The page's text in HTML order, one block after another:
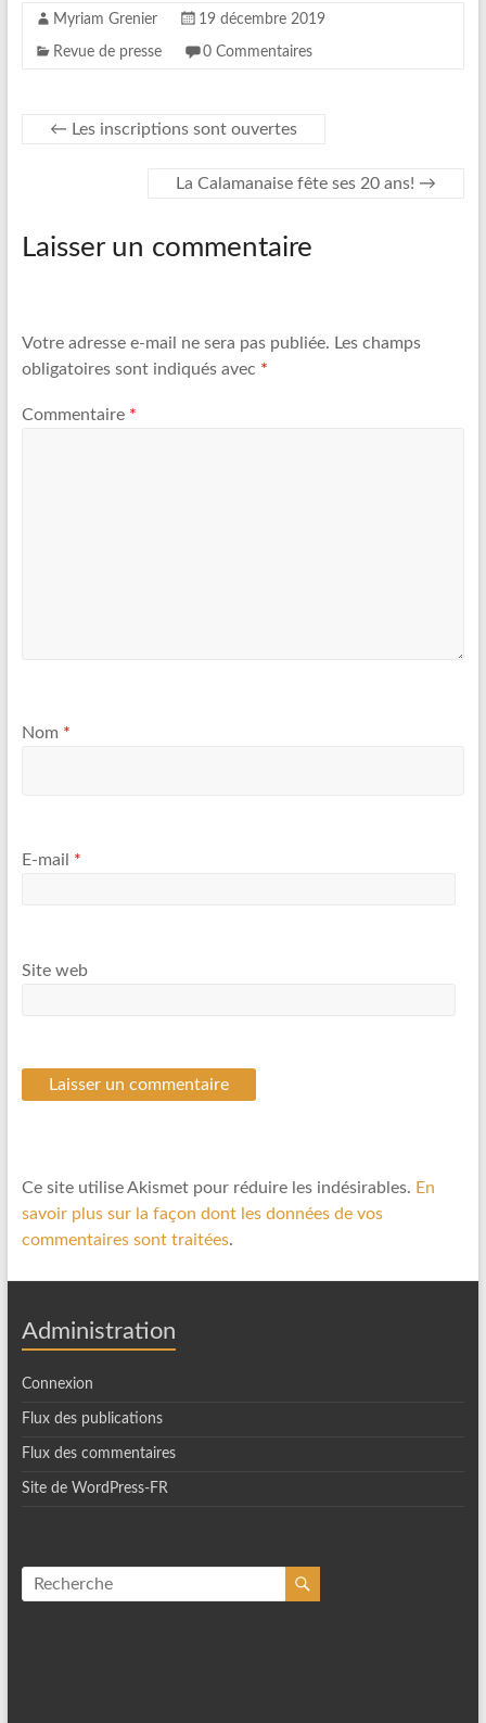
e
b
i
l
Myriam Grenier 19 décembre 2019
Revue de presse 0 Commentaires
← Les inscriptions sont ouvertes
La Calamanaise fête ses 20 ans! →
Laisser un commentaire
Votre adresse e-mail ne sera pas publiée. Les champs
obligatoires sont indiqués avec *
Commentaire *
Nom *
E-mail *
Site web
Ce site utilise Akismet pour réduire les indésirables. En
savoir plus sur la façon dont les données de vos
commentaires sont traitées.
Administration
Connexion
Flux des publications
Flux des commentaires
Site de WordPress-FR